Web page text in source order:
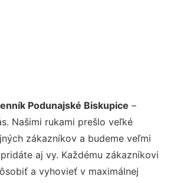
Podunajské Biskupice –
Našimi rukami prešlo veľké
zákazníkov a budeme veľmi
aj vy. Každému zákazníkovi
a vyhovieť v maximálnej